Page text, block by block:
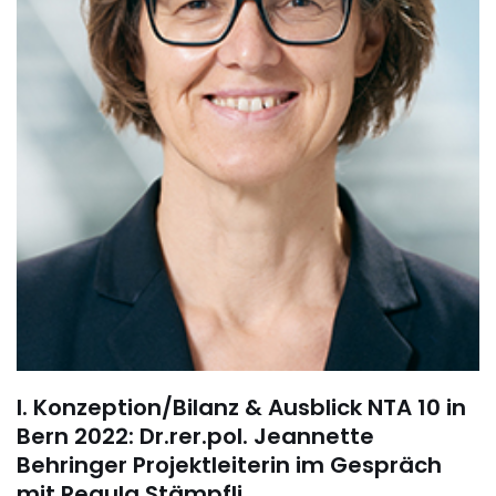
I. Konzeption/Bilanz & Ausblick NTA 10 in
Bern 2022: Dr.rer.pol. Jeannette
Behringer Projektleiterin im Gespräch